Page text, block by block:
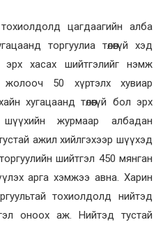
тохиолдолд цагдаагийн алба
торгуулиа төлөөгүй хэд
хасах шийтгэлийг нэмж
50 хүртэлх хувиар
хугацаанд төлөөгүй бол эрх
журмаар албадан
ажил хийлгэхээр шүүхэд
шийтгэл 450 мянган
арга хэмжээ авна. Харин
тохиолдолд нийтэд
оноох аж. Нийтэд тустай